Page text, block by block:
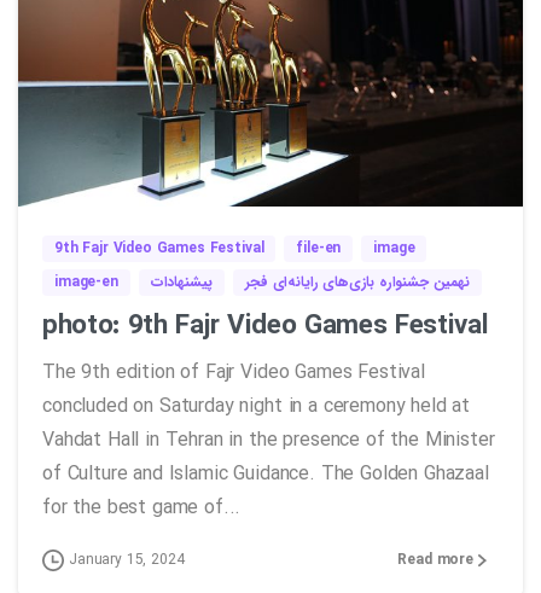
9th Fajr Video Games Festival file-en
image
image-en
پیشنهادات نهمین جشنواره بازی‌های رایانه‌ای فجر
photo: 9th Fajr Video Games Festival
The 9th edition of Fajr Video Games Festival
concluded on Saturday night in a ceremony held at
Vahdat Hall in Tehran in the presence of the Minister
of Culture and Islamic Guidance. The Golden Ghazaal
for the best game of...
January 15, 2024 Read more